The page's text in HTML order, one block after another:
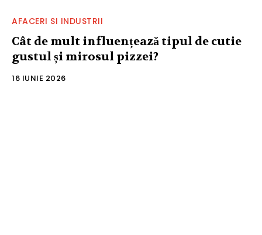
AFACERI SI INDUSTRII
Cât de mult influențează tipul de cutie
gustul și mirosul pizzei?
16 IUNIE 2026